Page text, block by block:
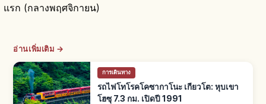
แรก (กลางพฤศจิกายน)
อ่านเพิ่มเติม →
การเดินทาง
รถไฟโทโรคโคซากาโนะ เกียวโต: หุบเขา
โฮซุ 7.3 กม. เปิดปี 1991